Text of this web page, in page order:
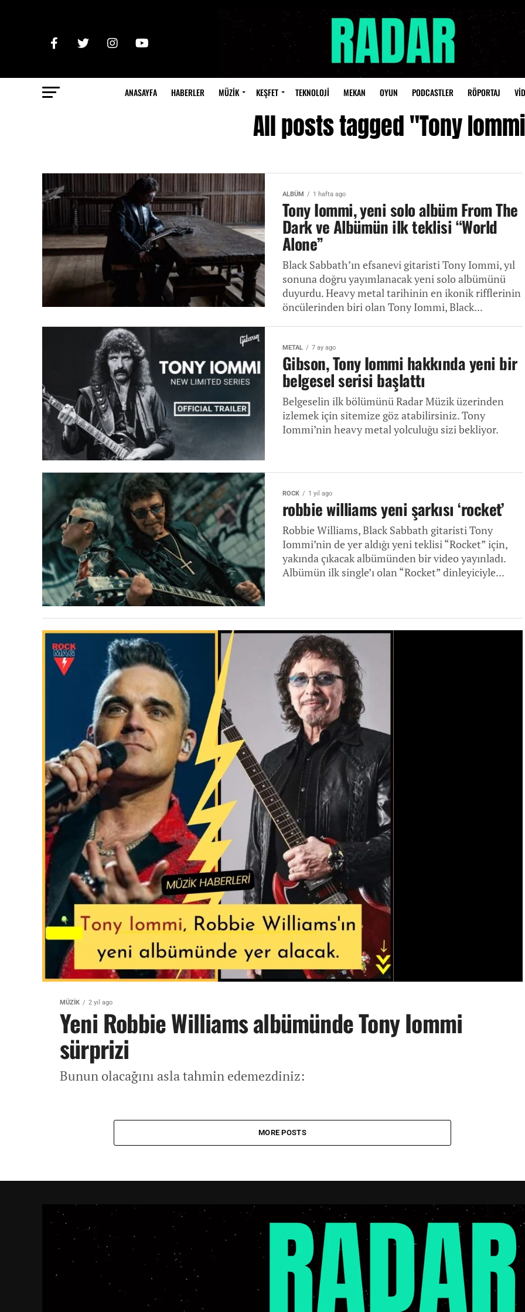
ANASAYFA HABERLER MÜZİK KEŞFET TEKNOLOJİ MEKAN OYUN PODCASTLER RÖPORTAJ
All posts tagged "Tony
ALBÜM 1 hafta ago
Tony Iommi, yeni solo albüm From The
Dark ve Albümün ilk teklisi “World
Alone”
Black Sabbath’ın efsanevi gitaristi Tony Iommi, yıl
sonuna doğru yayımlanacak yeni solo albümünü
duyurdu. Heavy metal tarihinin en ikonik rifflerinin
öncülerinden biri olan Tony Iommi, Black...
METAL 7 ay ago
Gibson, Tony Iommi hakkında yeni bir
belgesel serisi başlattı
Belgeselin ilk bölümünü Radar Müzik üzerinden
izlemek için sitemize göz atabilirsiniz. Tony
Iommi’nin heavy metal yolculuğu sizi bekliyor.
ROCK 1 yıl ago
robbie williams yeni şarkısı ‘rocket’
Robbie Williams, Black Sabbath gitaristi Tony
Iommi’nin de yer aldığı yeni teklisi “Rocket” için,
yakında çıkacak albümünden bir video yayınladı.
Albümün ilk single’ı olan “Rocket” dinleyiciyle...
MÜZİK 2 yıl ago
Yeni Robbie Williams albümünde Tony Iommi
sürprizi
Bunun olacağını asla tahmin edemezdiniz:
MORE POSTS